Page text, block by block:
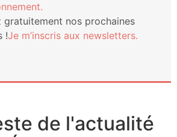
nos pro­chaines
!Je m’ins­cris aux newsletters.
de l'actualité